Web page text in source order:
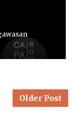
Older Post